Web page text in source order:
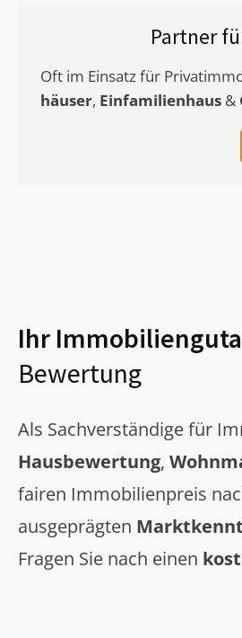
Partner
Oft im Einsatz für
häuser, Einfamilienhaus &
Ihr
Bewertung
Als Sachverständige für
Hausbewertung,
fairen Immobilienpreis
ausgeprägten
Fragen Sie nach einen